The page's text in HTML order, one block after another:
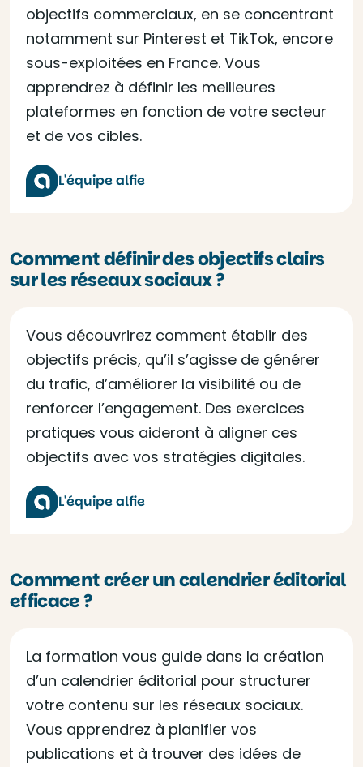
objectifs commerciaux, en se concentrant
notamment sur Pinterest et TikTok, encore
sous-exploitées en France. Vous
apprendrez à définir les meilleures
plateformes en fonction de votre secteur
et de vos cibles.
L'équipe alfie
Comment définir des objectifs clairs
sur les réseaux sociaux ?
Vous découvrirez comment établir des
objectifs précis, qu’il s’agisse de générer
du trafic, d’améliorer la visibilité ou de
renforcer l’engagement. Des exercices
pratiques vous aideront à aligner ces
objectifs avec vos stratégies digitales.
L'équipe alfie
Comment créer un calendrier éditorial
efficace ?
La formation vous guide dans la création
d’un calendrier éditorial pour structurer
votre contenu sur les réseaux sociaux.
Vous apprendrez à planifier vos
publications et à trouver des idées de